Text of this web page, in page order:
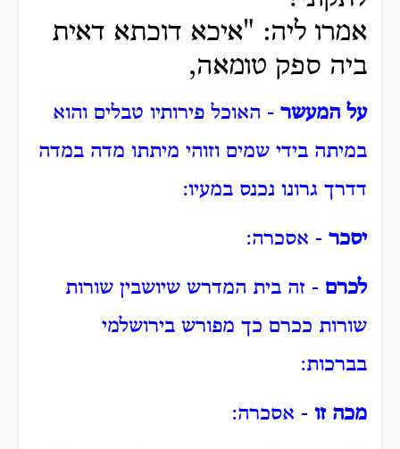
אמרו ליה: "איכא דוכתא דאית
ביה ספק טומאה,
על המעשר - האוכל פירותיו טבלים והוא
במיתה בידי שמים וזוהי מיתתו מדה במדה
דדרך גרונו נכנס במעיו:
יסכר - אסכרה:
לכרם - זה בית המדרש שיושבין שורות
שורות ככרם כך מפורש בירושלמי
בברכות:
מכה זו - אסכרה: